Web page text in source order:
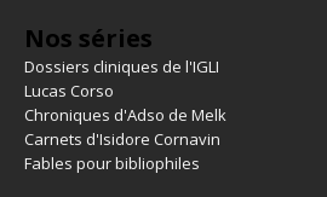
Nos séries
Dossiers cliniques de l'IGLI
Lucas Corso
Chroniques d'Adso de Melk
Carnets d'Isidore Cornavin
Fables pour bibliophiles